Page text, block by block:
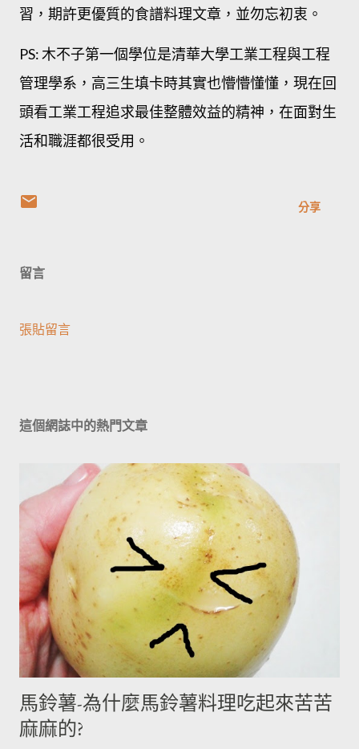
習，期許更優質的食譜料理文章，並勿忘初衷。
PS: 木不子第一個學位是清華大學工業工程與工程
管理學系，高三生填卡時其實也懵懵懂懂，現在回
頭看工業工程追求最佳整體效益的精神，在面對生
活和職涯都很受用。
分享
留言
張貼留言
這個網誌中的熱門文章
馬鈴薯-為什麼馬鈴薯料理吃起來苦苦
麻麻的?